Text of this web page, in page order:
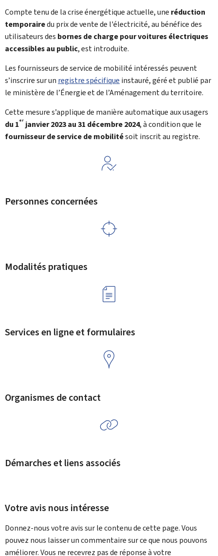
Compte tenu de la crise énergétique actuelle, une réduction
temporairedu prix de vente de l'électricité, au bénéfice des
utilisateurs des bornes de charge pour voitures électriques
accessibles au public, est introduite.
Les fournisseurs de service de mobilité intéressés peuvent
s’inscrire sur un registre spécifique instauré, géré et publié par
le ministère de l’Énergie et de l’Aménagement du territoire.
Cette mesure s’applique de manière automatique aux usagers
du 1er janvier 2023 au 31 décembre 2024, à condition que le
fournisseurde service de mobilitésoit inscrit au registre.
Personnes concernées
Modalités pratiques
Services en ligne et formulaires
Organismes de contact
Démarches et liens associés
Votre avis nous intéresse
Donnez-nous votre avis sur le contenu de cette page. Vous
pouvez nous laisser un commentaire sur ce que nous pouvons
améliorer. Vous ne recevrez pas de réponse à votre